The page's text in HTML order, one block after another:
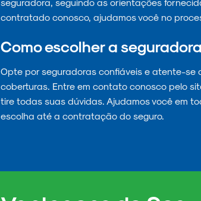
contratado conosco, ajudamos você no
Como escolher a
Opte por seguradoras confiáveis e atente-se
coberturas. Entre em contato conosco pelo
tire todas suas dúvidas. Ajudamos você em
escolha até a contratação do seguro.